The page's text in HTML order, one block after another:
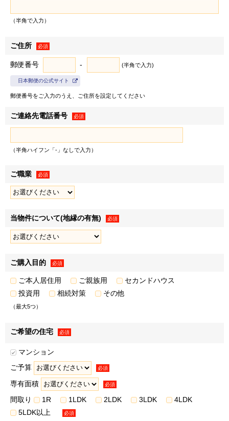
①本マンションの事業主。
地家屋調査士、不動産管理業者。
③その他、上記の利用目的の達成に必要な範囲の相手先。
囲の個人情報の項目。
（3）ご本人からお申し出いただくことにより、相手先への提
供は停止いたします。
3．お問合せ窓口（本マンションの契約申込の有無が確定され
る前）
本マンション販売に係るお客様の個人情報についての訂正・
利用停止等および開示のご請求、ご意見等のお申し出につい
ては、以下のお問合せ窓口にご連絡ください。
[リバープレミアレジデンス広島] インフォメーションデスク
火・水・木曜日は除く）
会社概要［https://www.mfr.co.jp/company/outline/
役員一覧［https://www.mfr.co.jp/company/officer/
＜本マンション契約申込の有無が確定したのちの各社個別の
（半角で入力）
ご住所 必須
郵便番号 - (半角で入力)
日本郵便の公式サイト
郵便番号をご入力のうえ、ご住所を設定してください
ご連絡先電話番号 必須
（半角ハイフン「-」なしで入力）
ご職業 必須
当物件について(地縁の有無) 必須
ご購入目的 必須
ご本人居住用 ご親族用
セカンドハウス
投資用
相続対策 その他
（最大5つ）
ご希望の住宅 必須
マンション
ご予算
必須
専有面積 必須
間取り 1R 1LDK 2LDK 3LDK
4LDK
5LDK以上
必須